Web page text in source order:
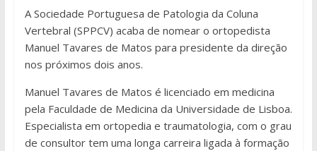
A Sociedade Portuguesa de Patologia da Coluna
Vertebral (SPPCV) acaba de nomear o ortopedista
Manuel Tavares de Matos para presidente da direção
nos próximos dois anos.
Manuel Tavares de Matos é licenciado em medicina
pela Faculdade de Medicina da Universidade de Lisboa.
Especialista em ortopedia e traumatologia, com o grau
de consultor tem uma longa carreira ligada à formação